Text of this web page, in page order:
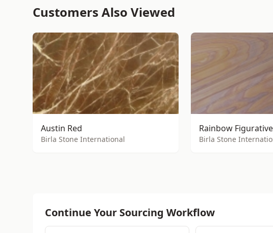
Customers Also Viewed
Austin Red
Birla Stone International
Rainbow Figurative
Birla Stone
Continue Your Sourcing Workflow